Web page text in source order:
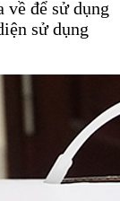
về để sử dụng
sử dụng